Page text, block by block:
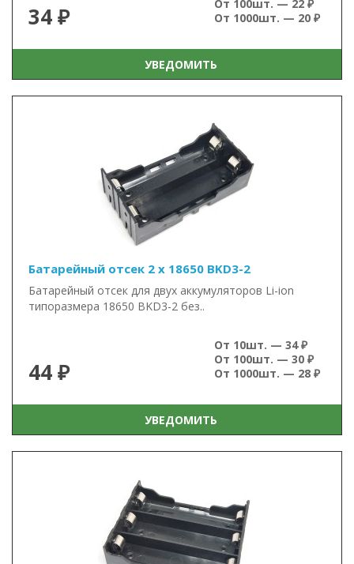
34 ₽
От 100шт. — 22 ₽
От 1000шт. — 20 ₽
УВЕДОМИТЬ
Батарейный отсек 2 x 18650 BKD3-2
Батарейный отсек для двух аккумуляторов Li-ion
типоразмера 18650 BKD3-2 без..
44 ₽
От 10шт. — 34 ₽
От 100шт. — 30 ₽
От 1000шт. — 28 ₽
УВЕДОМИТЬ